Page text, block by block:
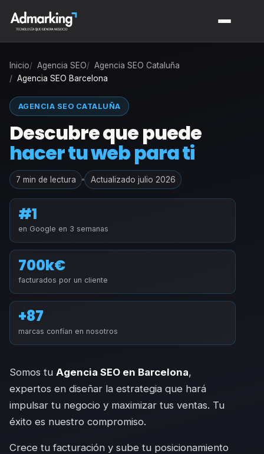
Inicio Agencia SEO
Agencia SEO Cataluña
Agencia SEO Barcelona
AGENCIA SEO CATALUÑA
Descubre que puede
hacer tu web para ti
7 min de lectura Actualizado julio 2026
#1
en Google en 3 semanas
700k€
facturados por un cliente
+87
marcas confían en nosotros
Somos tu Agencia SEO en Barcelona,
expertos en diseñar la estrategia que hará
impulsar tu negocio y maximizar tus ventas. Tu
éxito es nuestro compromiso.
Crece tu facturación y sube tu posicionamiento